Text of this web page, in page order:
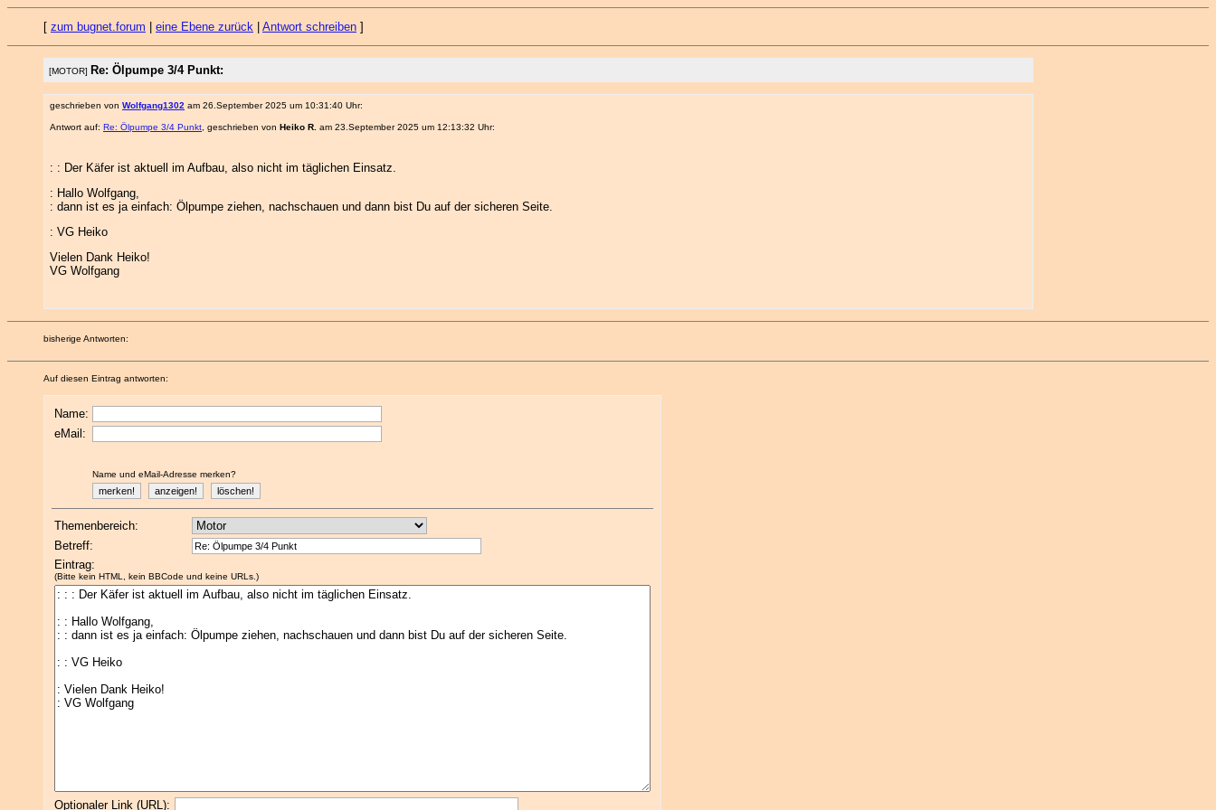
[ zum bugnet.forum eine Ebene zurück Antwort schreiben ]
[MOTOR] Re: Ölpumpe 3/4 Punkt:
geschrieben von Wolfgang1302 am 26.September 2025 um 10:31:40 Uhr:
Antwort auf: Re: Ölpumpe 3/4 Punkt , geschrieben von Heiko R. am 23.September 2025 um 12:13:32 Uhr:
: : Der Käfer ist aktuell im Aufbau, also nicht im täglichen Einsatz.
: Hallo Wolfgang,
: dann ist es ja einfach: Ölpumpe ziehen, nachschauen und dann bist Du auf der sicheren Seite.
: VG Heiko
Vielen Dank Heiko!
VG Wolfgang
bisherige Antworten:
Auf diesen Eintrag antworten:
Name:
eMail:
Name und eMail-Adresse merken?
Themenbereich:
Betreff:
Eintrag:
(Bitte kein HTML, kein BBCode und keine URLs.)
Optionaler Link (URL):